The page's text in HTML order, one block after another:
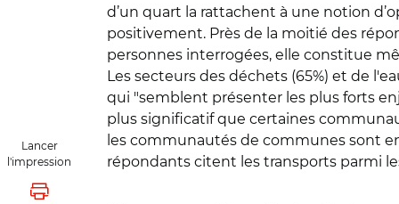
Lancer
l'impression
Lancer l'impression
d’un quart la rattachent à une notion
positivement. Près de la moitié des
personnes interrogées, elle constitue
Les secteurs des déchets (65%) et de
qui "semblent présenter les plus forts
plus significatif que certaines
les communautés de communes sont
répondants citent les transports parmi